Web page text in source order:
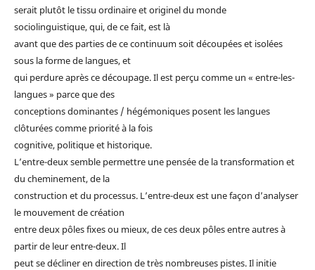
serait plutôt le tissu ordinaire et originel du monde
sociolinguistique, qui, de ce fait, est là
avant que des parties de ce continuum soit découpées et isolées
sous la forme de langues, et
qui perdure après ce découpage. Il est perçu comme un « entre-les-
langues » parce que des
conceptions dominantes / hégémoniques posent les langues
clôturées comme priorité à la fois
cognitive, politique et historique.
L’entre-deux semble permettre une pensée de la transformation et
du cheminement, de la
construction et du processus. L’entre-deux est une façon d’analyser
le mouvement de création
entre deux pôles fixes ou mieux, de ces deux pôles entre autres à
partir de leur entre-deux. Il
peut se décliner en direction de très nombreuses pistes. Il initie